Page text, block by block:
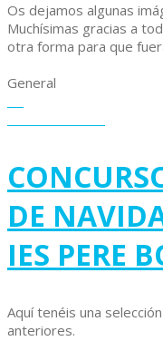
Os dejamos algunas
Muchísimas gracias a
otra forma para que
General
DE
IES PERE
Aquí tenéis una
anteriores.